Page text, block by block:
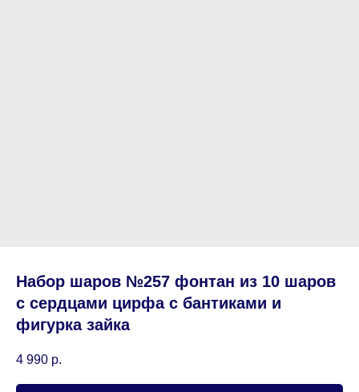
Набор шаров №257 фонтан из 10 шаров
с сердцами цирфа с бантиками и
фигурка зайка
4 990 р.